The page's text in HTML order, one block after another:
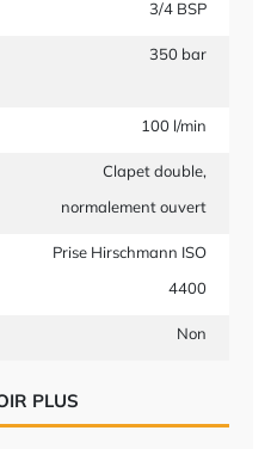
3/4 BSP
350 bar
100 l/min
Clapet double,
normalement ouvert
Prise Hirschmann ISO
4400
Non
PLUS